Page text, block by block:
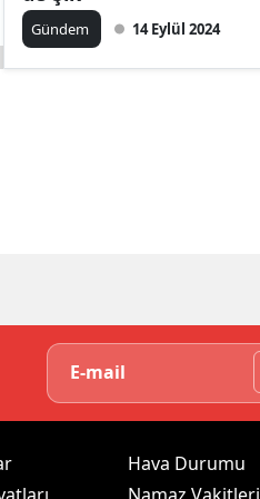
Gündem 14 Eylül 2024
Hava Durumu